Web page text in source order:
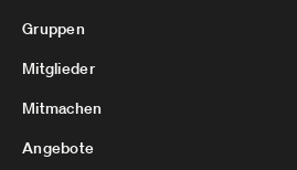
Gruppen
Mitglieder
Mitmachen
Angebote